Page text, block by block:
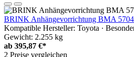
BRINK Anhängevorrichtung BMA
Kompatible Hersteller: Toyota ·
Gewicht: 2.255 kg
ab 395,87 €*
2 Preise vergleichen